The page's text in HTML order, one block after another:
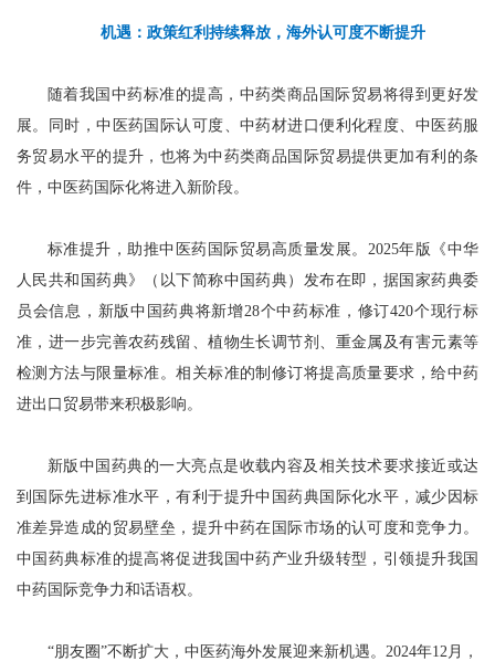
机遇： 政策红利持续释放，海外认可度不断提升
随着我国中药标准的提高，中药类商品国际贸易将得到更好发
展。同时，中医药国际认可度、中药材进口便利化程度、中医药服
务贸易水平的提升，也将为中药类商品国际贸易提供更加有利的条
件，中医药国际化将进入新阶段。
标准提升，助推中医药国际贸易高质量发展。2025年版《中华
人民共和国药典》（以下简称中国药典）发布在即，据国家药典委
员会信息，新版中国药典将新增28个中药标准，修订420个现行标
准，进一步完善农药残留、植物生长调节剂、重金属及有害元素等
检测方法与限量标准。相关标准的制修订将提高质量要求，给中药
进出口贸易带来积极影响。
新版中国药典的一大亮点是收载内容及相关技术要求接近或达
到国际先进标准水平，有利于提升中国药典国际化水平，减少因标
准差异造成的贸易壁垒，提升中药在国际市场的认可度和竞争力。
中国药典标准的提高将促进我国中药产业升级转型，引领提升我国
中药国际竞争力和话语权。
“朋友圈”不断扩大，中医药海外发展迎来新机遇。2024年12月，